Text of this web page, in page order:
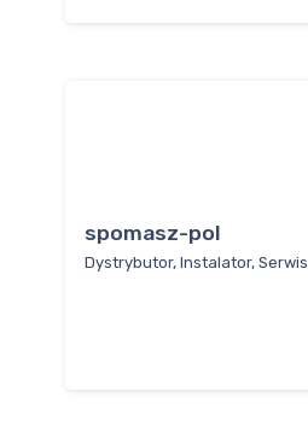
spomasz-pol
Dystrybutor, Instalator, Serwis